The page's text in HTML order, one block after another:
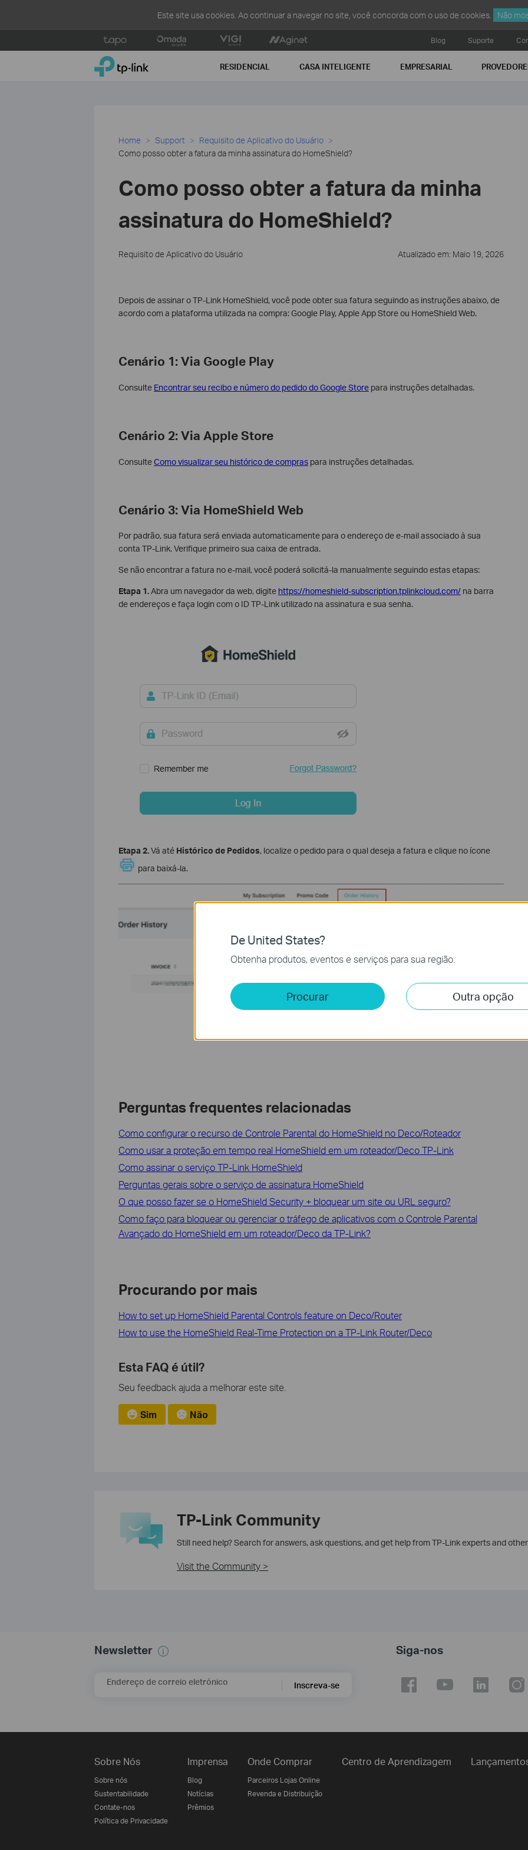
Este site usa cookies. Ao continuar a navegar no site, você concorda com o uso de cookies. Não
to
Blog Suporte
TP-Link, Reliably Smart RESIDENCIAL CASA INTELIGENTE EMPRESARIAL
Home Support
Requisito de Aplicativo do Usuário
Como posso obter a fatura da minha assinatura do HomeShield?
Como posso obter a fatura da minha
assinatura do HomeShield?
Requisito de Aplicativo do Usuário Atualizado em: Maio 19, 2026
Depois de assinar o TP-Link HomeShield, você pode obter sua fatura seguindo as instruções abaixo, de
acordo com a plataforma utilizada na compra: Google Play, Apple App Store ou HomeShield Web.
Cenário 1: Via Google Play
Consulte Encontrar seu recibo e número do pedido do Google Storepara instruções detalhadas.
Cenário 2: Via Apple Store
ConsulteComo visualizar seu histórico de compraspara instruções detalhadas.
Cenário 3: Via HomeShield Web
Por padrão, sua fatura será enviada automaticamente para o endereço de e-mail associado à sua
conta TP-Link. Verifique primeiro sua caixa de entrada.
Se não encontrar a fatura no e-mail, você poderá solicitá-la manualmente seguindo estas etapas:
Etapa 1.Abra um navegador da web, digite https://homeshield-subscription.tplinkcloud.com/na barra
de endereços e faça login com o ID TP-Link utilizado na assinatura e sua senha.
Etapa 2.Vá até Histórico de Pedidos, localize o pedido para o qual deseja a fatura e clique no ícone
para baixá-la.
Perguntas frequentes relacionadas
Como configurar o recurso de Controle Parental do HomeShield no Deco/Roteador
Como usar a proteção em tempo real HomeShield em um roteador/Deco TP-Link
Como assinar o serviço TP-Link HomeShield
Perguntas gerais sobre o serviço de assinatura HomeShield
O que posso fazer se o HomeShield Security + bloquear um site ou URL seguro?
Como faço para bloquear ou gerenciar o tráfego de aplicativos com o Controle Parental
Avançado do HomeShield em um roteador/Deco da TP-Link?
Procurando por mais
How to set up HomeShield Parental Controls feature on Deco/Router
How to use the HomeShield Real-Time Protection on a TP-Link Router/Deco
Esta FAQ é útil?
Seu feedback ajuda a melhorar este site.
Sim Não
TP-Link Community
Still need help? Search for answers, ask questions, and get help from TP-Link experts and
Visit the Community >
Newsletter
Endereço de correio eletrónico Inscreva-se
Siga-nos
Sobre Nós
Sobre nós
Sustentabilidade
Contate-nos
Política de Privacidade
Imprensa
Blog
Notícias
Prêmios
Onde Comprar
Parceiros Lojas Online
Revenda e Distribuição
Centro de Aprendizagem
De United States?
Obtenha produtos, eventos e serviços para sua região.
Procurar Outra opção